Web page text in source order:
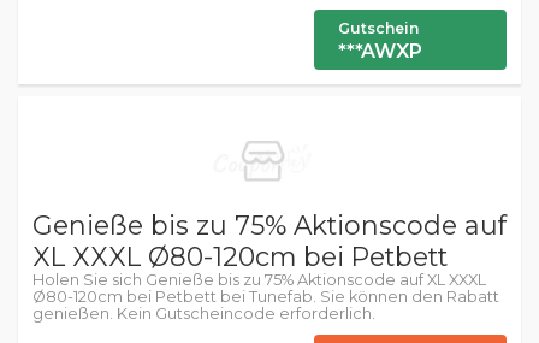
Gutschein
***AWXP
Genieße bis zu 75% Aktionscode auf
XL XXXL Ø80-120cm bei Petbett
Holen Sie sich Genieße bis zu 75% Aktionscode auf XL XXXL
Ø80-120cm bei Petbett bei Tunefab. Sie können den Rabatt
genießen. Kein Gutscheincode erforderlich.